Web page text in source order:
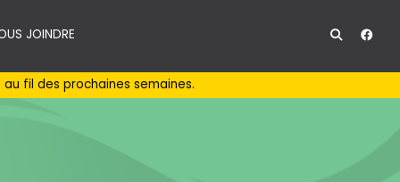
JOINDRE
fil des prochaines semaines.